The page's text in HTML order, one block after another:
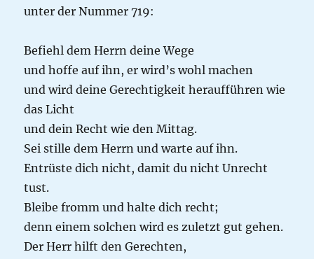
unter der Nummer 719:
Befiehl dem Herrn deine Wege
und hoffe auf ihn, er wird’s wohl machen
und wird deine Gerechtigkeit heraufführen wie
das Licht
und dein Recht wie den Mittag.
Sei stille dem Herrn und warte auf ihn.
Entrüste dich nicht, damit du nicht Unrecht
tust.
Bleibe fromm und halte dich recht;
denn einem solchen wird es zuletzt gut gehen.
Der Herr hilft den Gerechten,